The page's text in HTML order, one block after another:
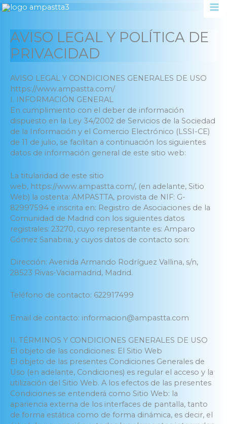
Ir
AVISO LEGAL Y POLÍTICA DE
PRIVACIDAD
AVISO LEGAL Y CONDICIONES GENERALES DE USO
https://www.ampastta.com/
I. INFORMACIÓN GENERAL
En cumplimiento con el deber de información
dispuesto en la Ley 34/2002 de Servicios de la Sociedad
de la Información y el Comercio Electrónico (LSSI-CE)
de 11 de julio, se facilitan a continuación los siguientes
datos de información general de este sitio web:
La titularidad de este sitio
web, https://www.ampastta.com/, (en adelante, Sitio
Web) la ostenta: AMPASTTA, provista de NIF: G-
82997594 e inscrita en: Registro de Asociaciones de la
Comunidad de Madrid con los siguientes datos
registrales: 23270, cuyo representante es: Amparo
Gómez Sanabria, y cuyos datos de contacto son:
Dirección: Avenida Armando Rodríguez Vallina, s/n,
28523 Rivas-Vaciamadrid, Madrid.
Teléfono de contacto: 622917499
Email de contacto: informacion@ampastta.com
II. TÉRMINOS Y CONDICIONES GENERALES DE USO
El objeto de las condiciones: El Sitio Web
El objeto de las presentes Condiciones Generales de
Uso (en adelante, Condiciones) es regular el acceso y la
utilización del Sitio Web. A los efectos de las presentes
Condiciones se entenderá como Sitio Web: la
apariencia externa de los interfaces de pantalla, tanto
de forma estática como de forma dinámica, es decir, el